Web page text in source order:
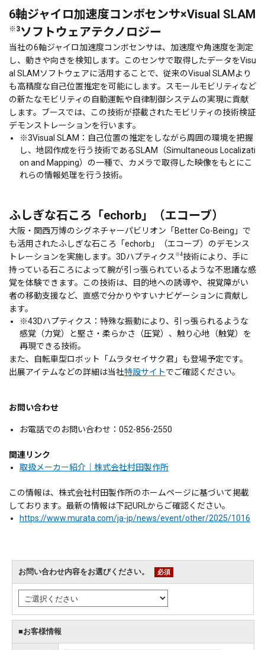
6軸ジャイロ加速度コンボセンサ×Visual SLAM
※3ソフトウェアテクノロジー
当社の6軸ジャイロ加速度コンボセンサは、加速度や角速度を測定
し、動きや向きを検知します。このセンサで取得したデータをVisu
al SLAMソフトウェアに活用することで、従来のVisual SLAMより
も高精度な自己位置推定を可能にします。スモールモビリティなど
の新たなモビリティの自動運転や自律制御システムの実現に貢献
します。ブースでは、この技術が搭載されたモビリティの技術検証
デモンストレーションを行います。
※3Visual SLAM：自己位置の推定をしながら周囲の環境を把握
し、地図作成を行う技術であるSLAM（Simultaneous Localizati
on and Mapping）の一種で、カメラで取得した映像をもとにこ
れらの情報処理を行う技術。
ふしぎな石ころ「echorb」（エコーブ）
大阪・関西万博のシグネチャーパビリオン「Better Co-Being」で
も活用されたふしぎな石ころ「echorb」（エコーブ）のデモンス
トレーションを実施します。3Dハプティクス ※4技術により、手に
持っている石ころによって腕が引っ張られているような不思議な感
覚を体験できます。この技術は、目的地への誘導や、視覚障がい
者の移動支援など、直感で分かりやすいナビゲーションに貢献し
ます。
※43Dハプティクス：特殊な振動により、引っ張られるような
感覚（力覚）と堅さ・柔らかさ（圧覚）、触り心地（触覚）を
再現できる技術。
また、自転車型ロボット「ムラタセイサク君」も登場予定です。
出展アイテムなどの詳細は当社特設サイトでご確認ください。
お問い合わせ
お電話でのお問い合わせ：052-856-2550
関連リンク
取扱メーカー紹介｜株式会社村田製作所
この情報は、株式会社村田製作所のホームページに基づいて掲載
しております。最新の情報は下記URLからご確認ください。
https://www.murata.com/ja-jp/news/event/other/2025/1016
お問い合わせ内容をお選びください。 必須
■お客様情報